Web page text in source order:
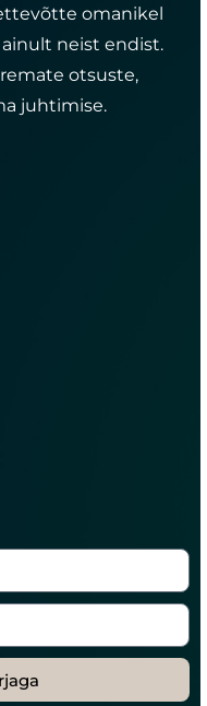
omanikel
neist endist.
otsuste,
juhtimise.